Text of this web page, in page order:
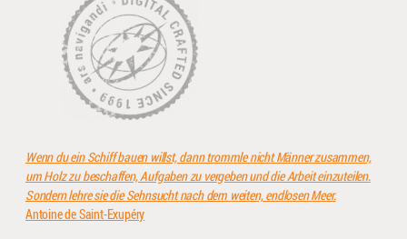
Wenn du ein Schiff bauen willst, dann trommle nicht Männer zusammen,
um Holz zu beschaffen, Aufgaben zu vergeben und die Arbeit einzuteilen.
Sondern lehre sie die Sehnsucht nach dem weiten, endlosen Meer.
Antoine de Saint-Exupéry